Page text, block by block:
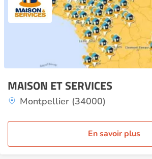
MAISON ET SERVICES
Montpellier (34000)
En savoir plus